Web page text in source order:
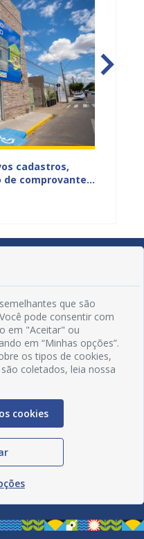
cadastros,
de comprovantes
que são
pode consentir com
em "Aceitar" ou
em “Minhas opções”.
os tipos de cookies,
coletados, leia nossa
cookies